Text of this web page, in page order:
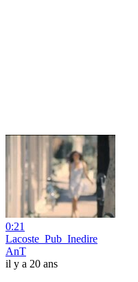
0:21
Lacoste_Pub_Inedire
AnT
il y a 20 ans